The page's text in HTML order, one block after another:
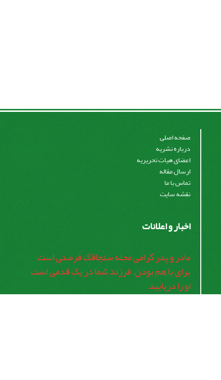
صفحه اصلی
درباره نشریه
اعضای هیات تحریریه
ارسال مقاله
تماس با ما
نقشه سایت
اخبار و اعلانات
مادر و پدر گرامی مجله سنجاقک فرصتی است
برای با هم بودن. فرزند شما در یک قدمی است
او را دریابید.